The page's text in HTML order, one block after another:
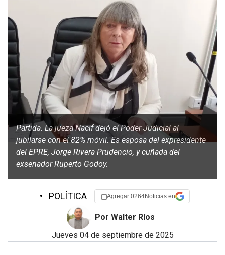
Partida. La jueza Nacif dejó el Poder Judicial al
jubilarse con el 82% móvil. Es esposa del expresidente
del EPRE, Jorge Rivera Prudencio, y cuñada del
exsenador Ruperto Godoy.
• POLÍTICA Agregar 0264Noticias en
Por Walter Ríos
jueves 04 de septiembre de 2025